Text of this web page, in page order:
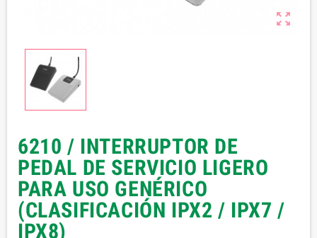

6210 / INTERRUPTOR DE
PEDAL DE SERVICIO LIGERO
PARA USO GENÉRICO
(CLASIFICACIÓN IPX2 / IPX7 /
IPX8)